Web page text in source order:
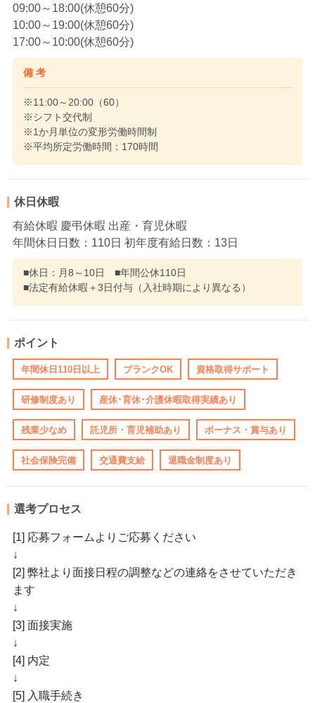
09:00～18:00(休憩60分)
10:00～19:00(休憩60分)
17:00～10:00(休憩60分)
備 考
※11:00～20:00（60）
※シフト交代制
※1か月単位の変形労働時間制
※平均所定労働時間：170時間
休日休暇
有給休暇 慶弔休暇 出産・育児休暇
年間休日日数：110日 初年度有給日数：13日
■休日：月8～10日 ■年間公休110日
■法定有給休暇＋3日付与（入社時期により異なる）
ポイント
年間休日110日以上 ブランクOK 資格取得サポート
研修制度あり 産休･育休･介護休暇取得実績あり
残業少なめ 託児所・育児補助あり ボーナス・賞与あり
社会保険完備 交通費支給 退職金制度あり
選考プロセス
[1] 応募フォームよりご応募ください
↓
[2] 弊社より面接日程の調整などの連絡をさせていただき
ます
↓
[3] 面接実施
↓
[4] 内定
↓
[5] 入職手続き